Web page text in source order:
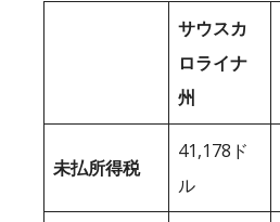
サウスカ
ロライナ
州
未払所得税
41,178ド
ル